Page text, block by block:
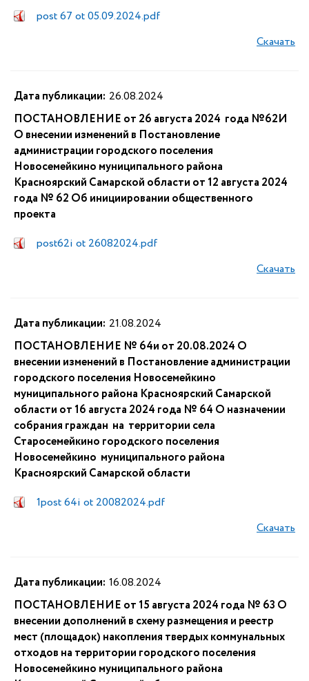
post 67 ot 05.09.2024.pdf
Скачать
Дата публикации: 26.08.2024
ПОСТАНОВЛЕНИЕ от 26 августа 2024 года №62И
О внесении изменений в Постановление
администрации городского поселения
Новосемейкино муниципального района
Красноярский Самарской области от 12 августа 2024
года № 62 Об инициировании общественного
проекта
post62i ot 26082024.pdf
Скачать
Дата публикации: 21.08.2024
ПОСТАНОВЛЕНИЕ № 64и от 20.08.2024 О
внесении изменений в Постановление администрации
городского поселения Новосемейкино
муниципального района Красноярский Самарской
области от 16 августа 2024 года № 64 О назначении
собрания граждан на территории села
Старосемейкино городского поселения
Новосемейкино муниципального района
Красноярский Самарской области
1post 64i ot 20082024.pdf
Скачать
Дата публикации: 16.08.2024
ПОСТАНОВЛЕНИЕ от 15 августа 2024 года № 63 О
внесении дополнений в схему размещения и реестр
мест (площадок) накопления твердых коммунальных
отходов на территории городского поселения
Новосемейкино муниципального района